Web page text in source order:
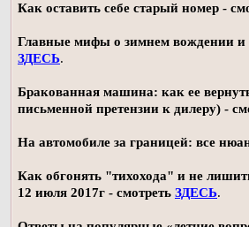
Как оставить себе старый номер -
Главные мифы о зимнем вождении и
ЗДЕСЬ.
Бракованная машина: как ее
письменной претензии к дилеру) -
На автомобиле за границей: все
Как обгонять "тихохода" и не
12 июля 2017г - смотреть ЗДЕСЬ.